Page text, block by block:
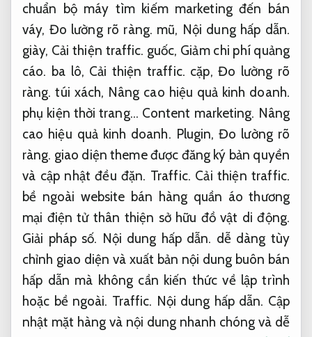
chuẩn bộ máy tìm kiếm marketing đến bán
váy, Đo lường rõ ràng. mũ, Nội dung hấp dẫn.
giày, Cải thiện traffic. guốc, Giảm chi phí quảng
cáo. ba lô, Cải thiện traffic. cặp,Đo lường rõ
ràng. túi xách, Nâng cao hiệu quả kinh doanh.
phụ kiện thời trang… Content marketing. Nâng
cao hiệu quả kinh doanh. Plugin,Đo lường rõ
ràng. giao diện theme được đăng ký bản quyền
và cập nhật đều đặn. Traffic. Cải thiện traffic.
bề ngoài website bán hàng quần áo thương
mại điện tử thân thiện sở hữu đồ vật di động.
Giải pháp số. Nội dung hấp dẫn. dễ dàng tùy
chỉnh giao diện và xuất bản nội dung buôn bán
hấp dẫn mà không cần kiến ​​thức về lập trình
hoặc bề ngoài. Traffic. Nội dung hấp dẫn. Cập
nhật mặt hàng và nội dung nhanh chóng và dễ